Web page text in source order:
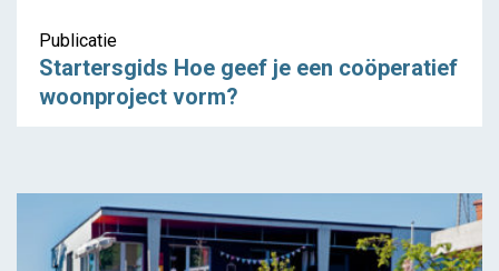
Publicatie
Startersgids Hoe geef je een coöperatief
woonproject vorm?